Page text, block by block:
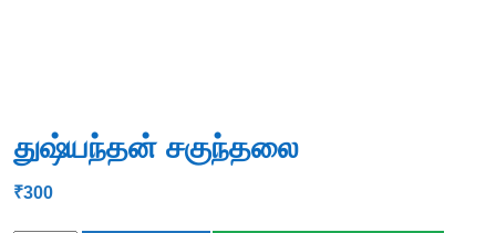
துஷ்யந்தன் சகுந்தலை
₹300